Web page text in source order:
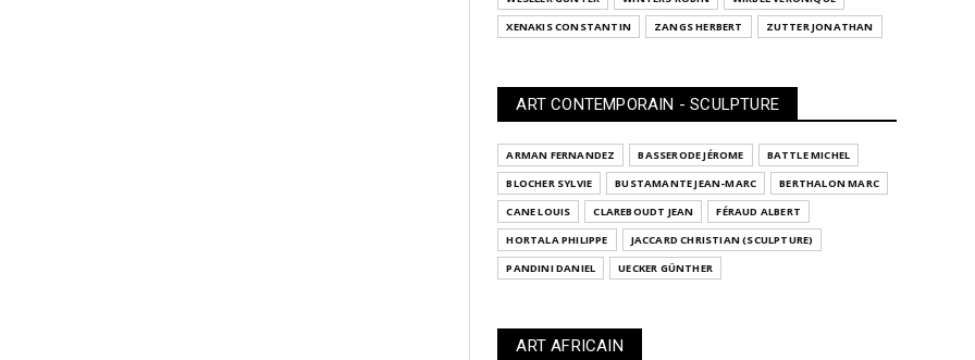
XENAKIS CONSTANTIN
ZANGS HERBERT ZUTTER JONATHAN
ART CONTEMPORAIN - SCULPTURE
ARMAN FERNANDEZ BASSERODE JÉROME
BATTLE MICHEL
BLOCHER SYLVIE
BUSTAMANTE JEAN-MARC
BERTHALON MARC
CANE LOUIS
CLAREBOUDT JEAN
FÉRAUD ALBERT
HORTALA PHILIPPE
JACCARD CHRISTIAN (SCULPTURE)
PANDINI DANIEL
UECKER GÜNTHER
ART AFRICAIN